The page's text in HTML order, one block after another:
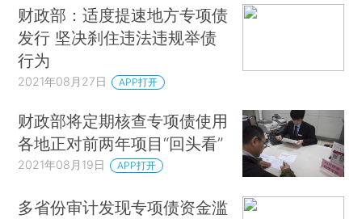
财政部：适度提速地方专项债
发行 坚决刹住违法违规举债
行为
2021年08月27日 APP打开
财政部将定期核查专项债使用
各地正对前两年项目“回头看”
2021年08月19日 APP打开
多省份审计发现专项债资金滥